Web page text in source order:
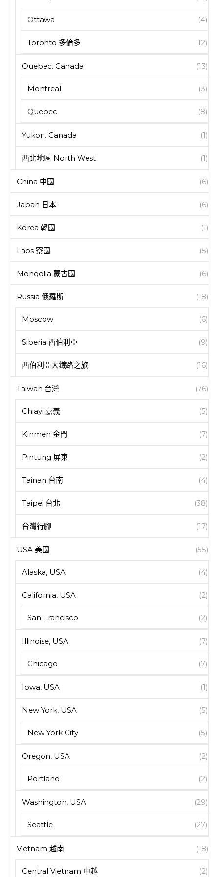
Ottawa (4)
Toronto 多倫多 (12)
Quebec, Canada (13)
Montreal (3)
Quebec (8)
Yukon, Canada (1)
西北地區 North West (1)
China 中國 (6)
Japan 日本 (6)
Korea 韓國 (1)
Laos 寮國 (5)
Mongolia 蒙古國 (6)
Russia 俄羅斯 (18)
Moscow (6)
Siberia 西伯利亞 (9)
西伯利亞大鐵路之旅 (16)
Taiwan 台灣 (76)
Chiayi 嘉義 (5)
Kinmen 金門 (7)
Pintung 屏東 (2)
Tainan 台南 (4)
Taipei 台北 (38)
台灣行腳 (17)
USA 美國 (55)
Alaska, USA (4)
California, USA (2)
San Francisco (2)
Illinoise, USA (7)
Chicago (7)
Iowa, USA (1)
New York, USA (5)
New York City (5)
Oregon, USA (2)
Portland (2)
Washington, USA (29)
Seattle (27)
Vietnam 越南 (18)
Central Vietnam 中越 (2)